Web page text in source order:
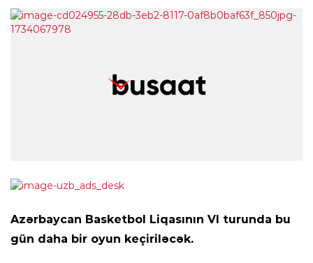
Azərbaycan Basketbol Liqasının VI turunda bu
gün daha bir oyun keçiriləcək.